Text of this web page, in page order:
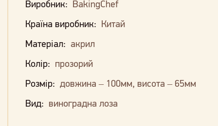
Виробник: BakingChef
Країна виробник: Китай
Матеріал: акрил
Колір: прозорий
Розмір: довжина – 100мм, висота – 65мм
Вид: виноградна лоза